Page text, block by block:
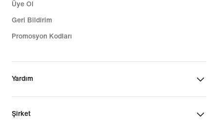
Üye Ol
Geri Bildirim
Promosyon Kodları
Yardım
Şirket